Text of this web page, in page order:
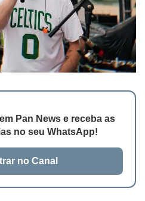
Pan News e receba as
no seu WhatsApp!
no Canal